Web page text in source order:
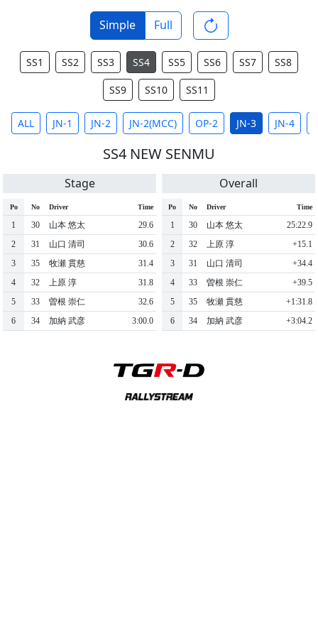
Simple Full
SS1 SS2 SS3 SS4 SS5 SS6 SS7 SS8
SS9 SS10 SS11
ALL JN-1 JN-2 JN-2(MCC) OP-2 JN-3 JN-4
SS4 NEW SENMU
Stage
Po No Driver Time
1 30 山本 悠太
29.6
2
31 山口 清司
30.6
3
35 牧瀬 貫慈
31.4
4
32 上原 淳
31.8
5
33 曽根 崇仁
32.6
6
34 加納 武彦 3:00.0
Overall
Po No Driver Time
1 30 山本 悠太
25:22.9
2
32 上原 淳
+15.1
3
31 山口 清司
+34.4
4
33 曽根 崇仁
+39.5
5
35 牧瀬 貫慈
+1:31.8
6
34 加納 武彦 +3:04.2